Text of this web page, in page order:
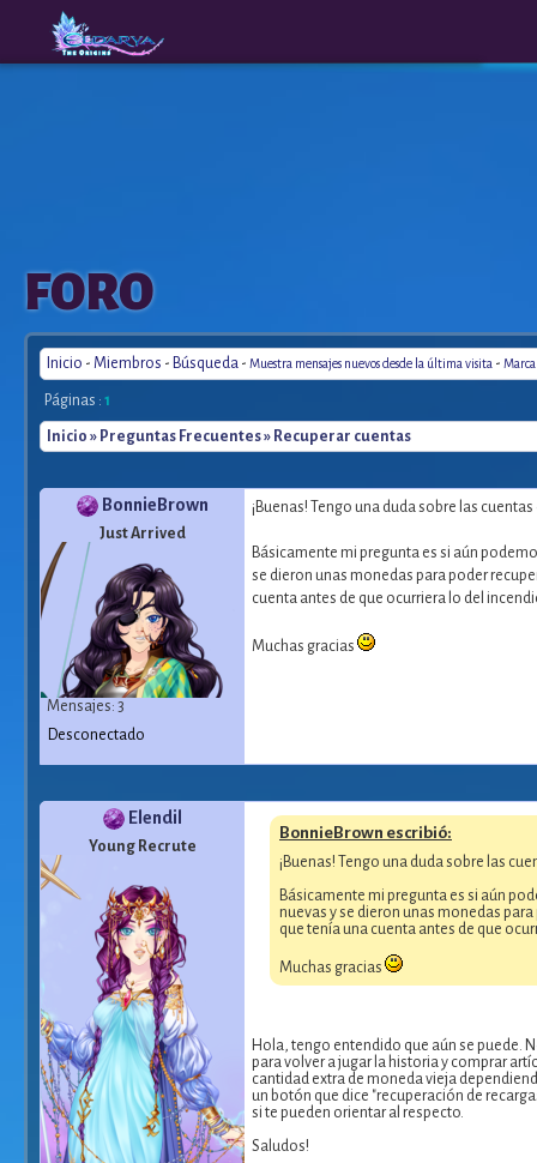
The
Origins
FORO
Inicio - Miembros - Búsqueda - Muestra mensajes nuevos desde la última visita - Marca
Páginas : 1
Inicio » Preguntas Frecuentes» Recuperar cuentas
BonnieBrown
Just Arrived
Mensajes: 3
¡Buenas! Tengo una duda sobre las
Básicamente mi pregunta es si aún
se dieron unas monedas para poder
cuenta antes de que ocurriera lo del
Muchas gracias
Desconectado
Elendil
Young Recrute
BonnieBrown escribió:
¡Buenas! Tengo una duda sobre las
Básicamente mi pregunta es si aún
nuevas y se dieron unas monedas
que tenía una cuenta antes de que
Muchas gracias
Hola, tengo entendido que aún se puede.
para volver a jugar la historia y comprar
cantidad extra de moneda vieja
un botón que dice "recuperación de
si te pueden orientar al respecto.
Saludos!